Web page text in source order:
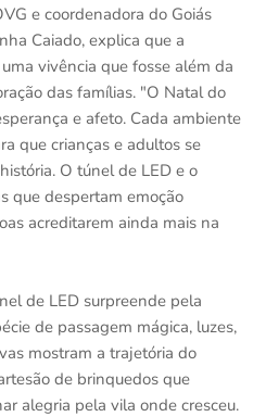
e coordenadora do Goiás
Caiado, explica que a
vivência que fosse além da
das famílias. "O Natal do
e afeto. Cada ambiente
que crianças e adultos se
O túnel de LED e o
que despertam emoção
acreditarem ainda mais na
de LED surpreende pela
de passagem mágica, luzes,
mostram a trajetória do
de brinquedos que
alegria pela vila onde cresceu.